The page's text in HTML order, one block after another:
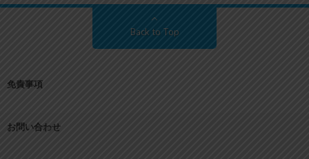
Back to Top
免責事項
お問い合わせ